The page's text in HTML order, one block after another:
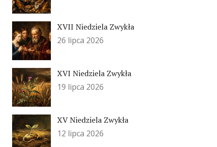
XVII Niedziela Zwykła
26 lipca 2026
XVI Niedziela Zwykła
19 lipca 2026
XV Niedziela Zwykła
12 lipca 2026